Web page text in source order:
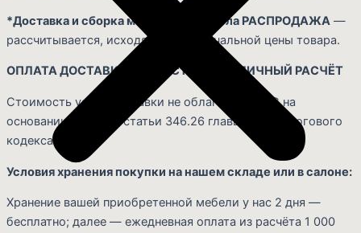
*Доставка и сборка мебели из раздела РАСПРОДАЖА —
рассчитывается, исходя из первоначальной цены товара.
ОПЛАТА ДОСТАВКИ: НА МЕСТЕ, ЗА НАЛИЧНЫЙ РАСЧЁТ
Стоимость услуг доставки не облагается НДС на
основании пункта 4 статьи 346.26 главы 26.3 Налогового
кодекса РФ.
Условия хранения покупки на нашем складе или в салоне:
Хранение вашей приобретенной мебели у нас 2 дня —
бесплатно; далее — ежедневная оплата из расчёта 1 000